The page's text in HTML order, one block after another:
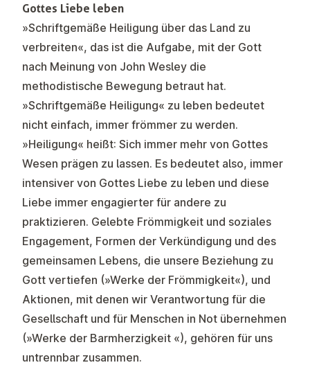
Gottes Liebe leben
»Schriftgemäße Heiligung über das Land zu
verbreiten«, das ist die Aufgabe, mit der Gott
nach Meinung von John Wesley die
methodistische Bewegung betraut hat.
»Schriftgemäße Heiligung« zu leben bedeutet
nicht einfach, immer frömmer zu werden.
»Heiligung« heißt: Sich immer mehr von Gottes
Wesen prägen zu lassen. Es bedeutet also, immer
intensiver von Gottes Liebe zu leben und diese
Liebe immer engagierter für andere zu
praktizieren. Gelebte Frömmigkeit und soziales
Engagement, Formen der Verkündigung und des
gemeinsamen Lebens, die unsere Beziehung zu
Gott vertiefen (»Werke der Frömmigkeit«), und
Aktionen, mit denen wir Verantwortung für die
Gesellschaft und für Menschen in Not übernehmen
(»Werke der Barmherzigkeit «), gehören für uns
untrennbar zusammen.